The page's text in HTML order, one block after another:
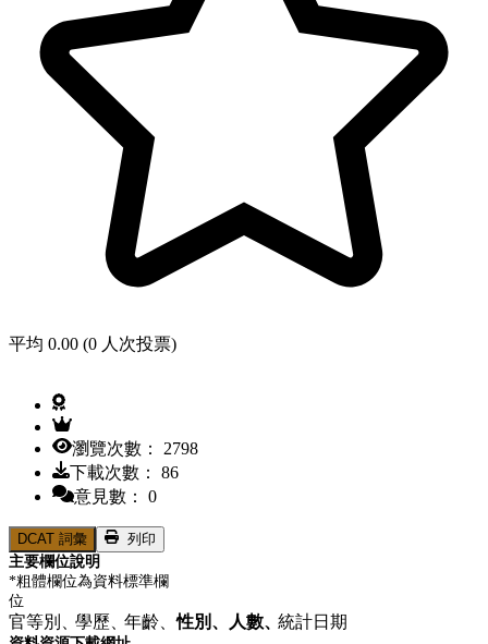
平均 0.00 (0 人次投票)
瀏覽次數： 2798
下載次數： 86
意見數： 0
DCAT 詞彙
列印
主要欄位說明
*粗體欄位為資料標準欄
位
官等別、學歷、年齡、性別、 人數、統計日期